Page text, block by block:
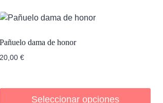
Pañuelo dama de honor
20,00 €
Seleccionar opciones